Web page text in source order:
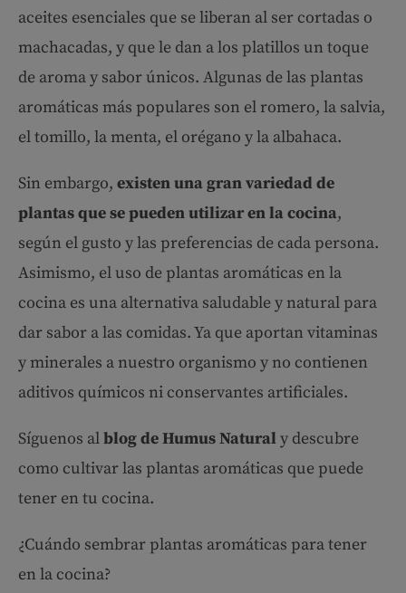
aceites esenciales que se liberan al ser cortadas o
machacadas, y que le dan a los platillos un toque
de aroma y sabor únicos. Algunas de las plantas
aromáticas más populares son el romero, la salvia,
el tomillo, la menta, el orégano y la albahaca.
Sin embargo, existen una gran variedad de
plantas que se pueden utilizar en la cocina,
según el gusto y las preferencias de cada persona.
Asimismo, el uso de plantas aromáticas en la
cocina es una alternativa saludable y natural para
dar sabor a las comidas. Ya que aportan vitaminas
y minerales a nuestro organismo y no contienen
aditivos químicos ni conservantes artificiales.
Síguenos alblog de Humus Naturaly descubre
como cultivar las plantas aromáticas que puede
tener en tu cocina.
¿Cuándo sembrar plantas aromáticas para tener
en la cocina?